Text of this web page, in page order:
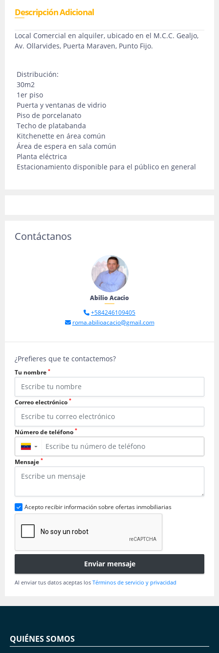
Descripción Adicional
Local Comercial en alquiler, ubicado en el M.C.C. Gealjo,
Av. Ollarvides, Puerta Maraven, Punto Fijo.
Distribución:
30m2
1er piso
Puerta y ventanas de vidrio
Piso de porcelanato
Techo de platabanda
Kitchenette en área común
Área de espera en sala común
Planta eléctrica
Estacionamiento disponible para el público en general
Contáctanos
Abilio Acacio
+584246109405
roma.abilioacacio@gmail.com
¿Prefieres que te contactemos?
Tu nombre *
Correo electrónico *
Número de teléfono *
▼
Mensaje *
Acepto recibir información sobre ofertas inmobiliarias
Enviar mensaje
Al enviar tus datos aceptas los Términos de servicio y privacidad
QUIÉNES SOMOS